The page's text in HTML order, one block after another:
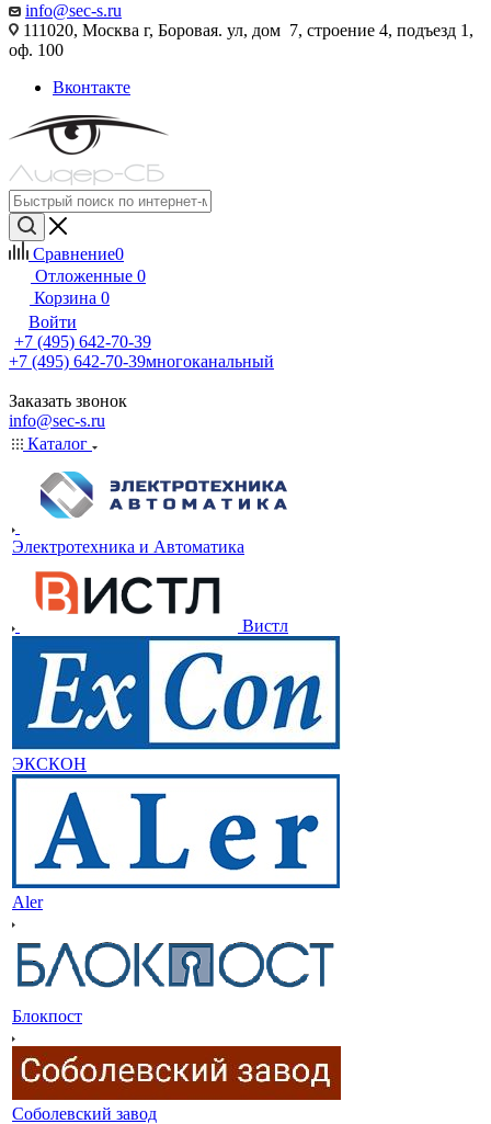
info@sec-s.ru
111020, Москва г, Боровая. ул, дом 7, строение 4, подъезд 1,
оф. 100
Вконтакте
Сравнение0
Отложенные 0
Корзина 0
Войти
+7 (495) 642-70-39
+7 (495) 642-70-39многоканальный
Заказать звонок
info@sec-s.ru
Каталог
Электротехника и Автоматика
Вистл
ЭКСКОН
Aler
Блокпост
Соболевский завод